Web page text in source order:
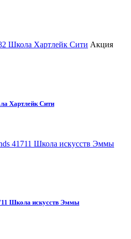
Акция
Хартлейк Сити
Школа искусств Эммы